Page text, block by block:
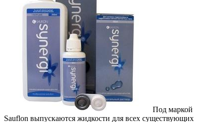
Под маркой
Sauflon выпускаются жидкости для всех существующих